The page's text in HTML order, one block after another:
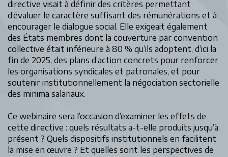
directive visait à définir des critères permettant
d’évaluer le caractère suffisant des rémunérations et à
encourager le dialogue social. Elle exigeait également
des États membres dont la couverture par convention
collective était inférieure à 80 % qu’ils adoptent, d’ici la
fin de 2025, des plans d’action concrets pour renforcer
les organisations syndicales et patronales, et pour
soutenir institutionnellement la négociation sectorielle
des minima salariaux.
Ce webinaire sera l’occasion d’examiner les effets de
cette directive : quels résultats a-t-elle produits jusqu’à
présent ? Quels dispositifs institutionnels en facilitent
la mise en œuvre ? Et quelles sont les perspectives de